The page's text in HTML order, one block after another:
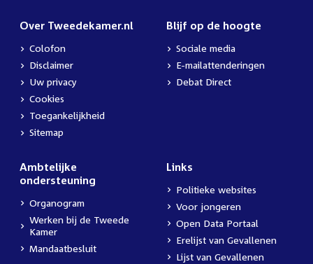
Over Tweedekamer.nl
Colofon
Disclaimer
Uw privacy
Cookies
Toegankelijkheid
Sitemap
Blijf op de hoogte
Sociale media
E-mailattenderingen
Debat Direct
Ambtelijke
ondersteuning
Organogram
Werken bij de Tweede
Kamer
Mandaatbesluit
Links
Politieke websites
Voor jongeren
Open Data Portaal
Erelijst van Gevallenen
Lijst van Gevallenen